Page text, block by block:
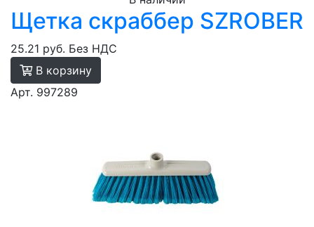
Щетка скраббер SZROBER
25.21 руб. Без НДС
В корзину
Арт. 997289